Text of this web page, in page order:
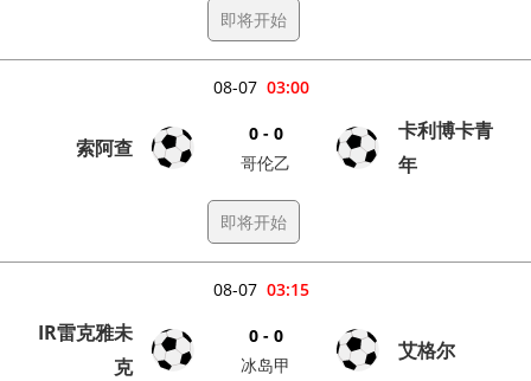
即将开始
03:00
08-07
索阿查
0 - 0
哥伦乙
卡利博卡青
年
即将开始
03:15
08-07
IR雷克雅未
克
0 - 0
冰岛甲
艾格尔